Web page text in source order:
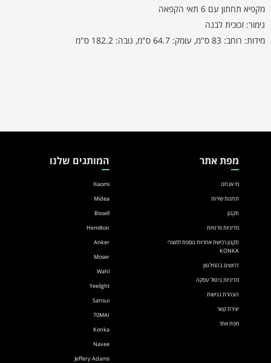
מקפיא תחתון עם 6 תאי הקפאה
גימור: זכוכית לבנה
מידות: רוחב: 83 ס"מ, עומק: 64.7 ס"מ, גובה: 182.2 ס"מ
מפת אתר
מי אנחנו
תחנות שירות
תקנון
מדיניות פרטיות
תקנון רכישת אחריות נוספת למוצרי
KONKA
דרושים בהמילטון
מדיניות ביטול עסקה
הצהרת נגישות
יצירת קשר
מפת אתר
המותגים שלנו
Xiaomi
Midea
Bissell
Hemilton
Anker
Moser
Wahl
Yeelight
Sansui
70MAI
Konka
Navee
Jeffery Adams